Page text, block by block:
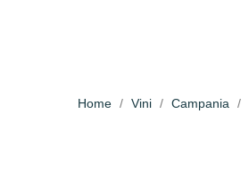
Home Vini Campania